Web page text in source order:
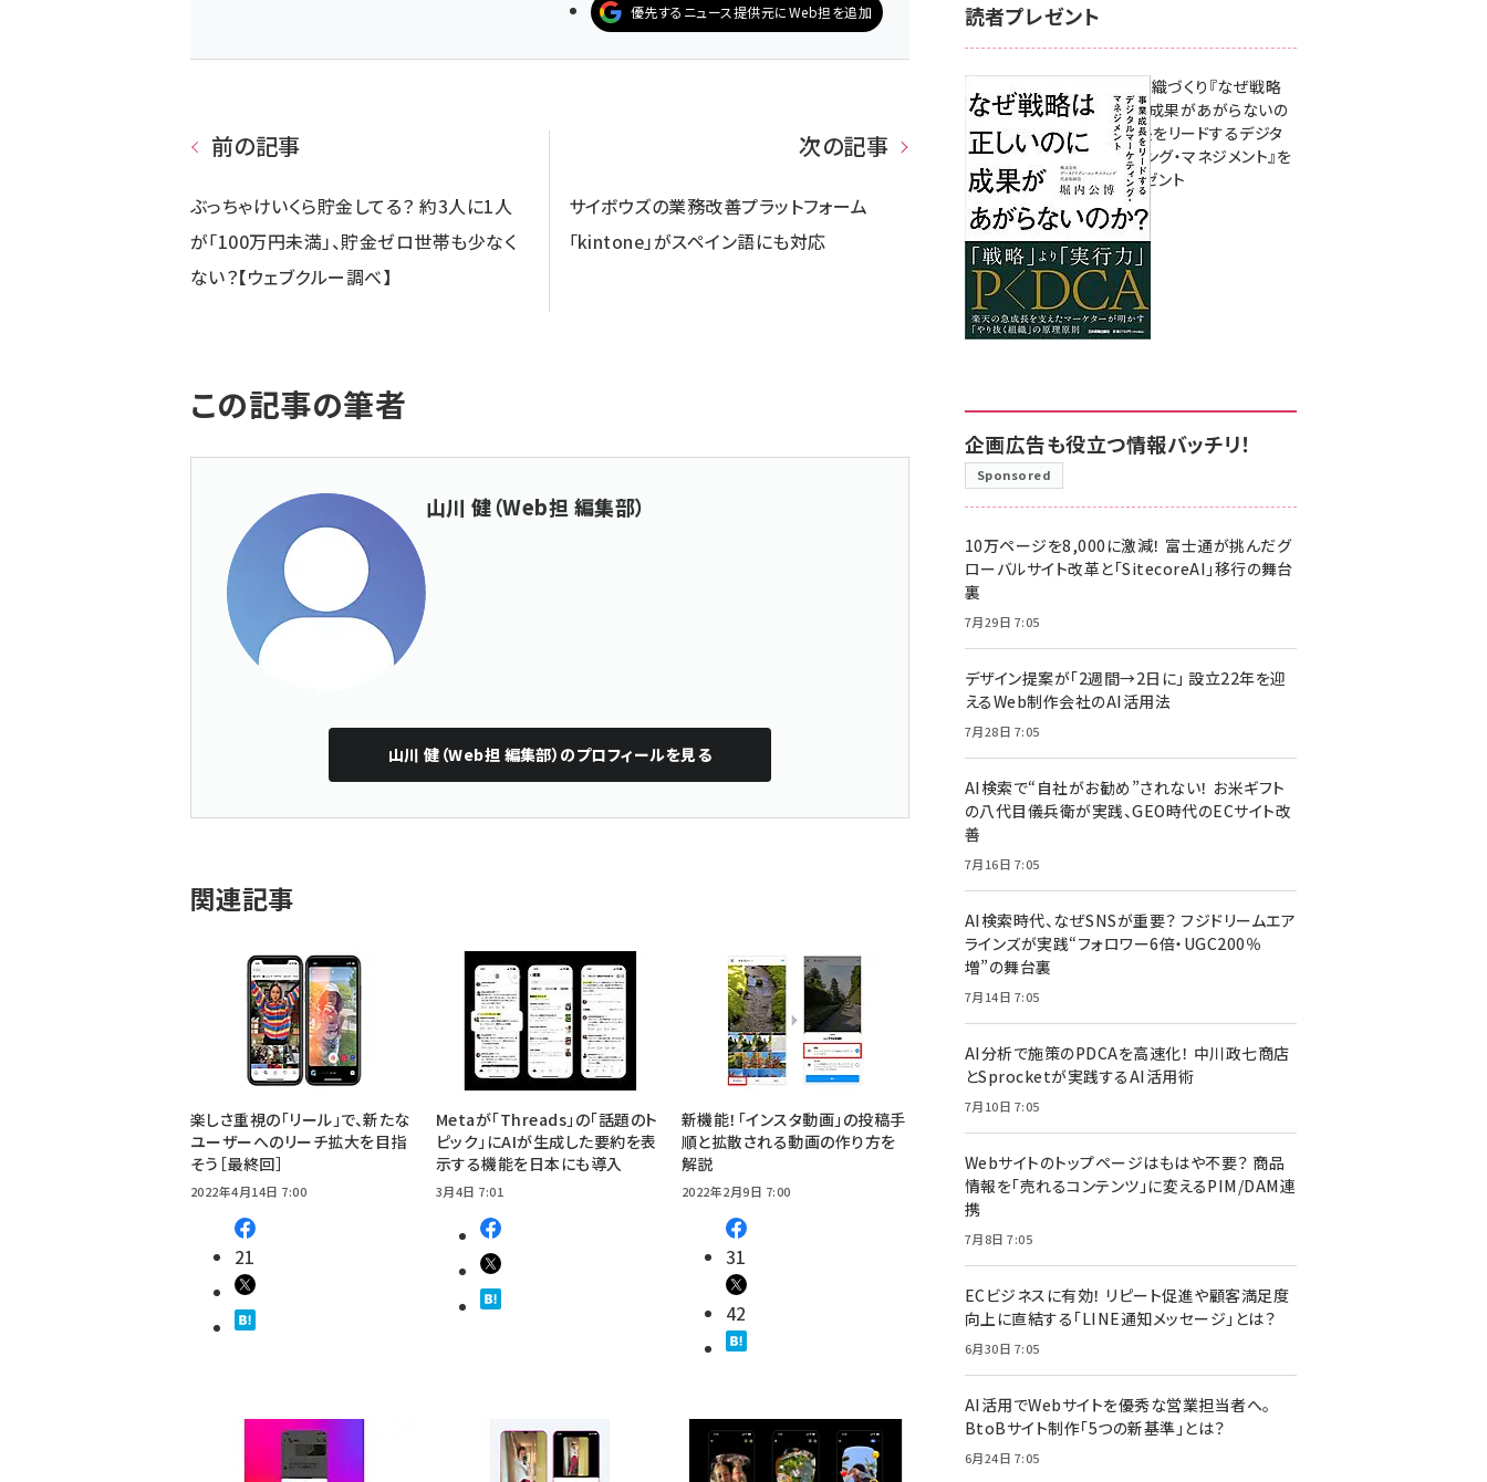
優先するニュース提供元にWeb担を追加
前の記事
ぶっちゃけいくら貯金してる？ 約3人に1人
が「100万円未満」、貯金ゼロ世帯も少なく
ない？【ウェブクルー調べ】
次の記事
サイボウズの業務改善プラットフォーム
「kintone」がスペイン語にも対応
この記事の筆者
山川 健（Web担 編集部）
山川 健（Web担 編集部） のプロフィールを見る
関連記事
楽しさ重視の「リール」で、新たな
ユーザーへのリーチ拡大を目指
そう［最終回］
2022年4月14日 7:00
21
Metaが「Threads」の「話題のト
ピック」にAIが生成した要約を表
示する機能を日本にも導入
3月4日 7:01
新機能！「インスタ動画」の投稿手
順と拡散される動画の作り方を
解説
2022年2月9日 7:00
31
42
読者プレゼント
成果を生む組織づくり『なぜ戦略
は正しいのに成果があがらないの
か？ 事業成長をリードするデジタ
ルマーケティング・マネジメント』を
3名様にプレゼント
8月7日 10:00
企画広告も役立つ情報バッチリ！
Sponsored
10万ページを8,000に激減！ 富士通が挑んだグ
ローバルサイト改革と「SitecoreAI」移行の舞台
裏
7月29日 7:05
デザイン提案が「2週間→2日に」 設立22年を迎
えるWeb制作会社のAI活用法
7月28日 7:05
AI検索で“自社がお勧め”されない！ お米ギフト
の八代目儀兵衛が実践、GEO時代のECサイト改
善
7月16日 7:05
AI検索時代、なぜSNSが重要？ フジドリームエア
ラインズが実践“フォロワー6倍・UGC200％
増”の舞台裏
7月14日 7:05
AI分析で施策のPDCAを高速化！ 中川政七商店
とSprocketが実践するAI活用術
7月10日 7:05
Webサイトのトップページはもはや不要？ 商品
情報を「売れるコンテンツ」に変えるPIM/DAM連
携
7月8日 7:05
ECビジネスに有効！ リピート促進や顧客満足度
向上に直結する「LINE通知メッセージ」とは？
6月30日 7:05
AI活用でWebサイトを優秀な営業担当者へ。
BtoBサイト制作「5つの新基準」とは？
6月24日 7:05